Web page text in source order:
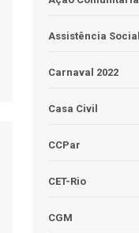
Assistência Social
Carnaval 2022
Casa Civil
CCPar
CET-Rio
CGM